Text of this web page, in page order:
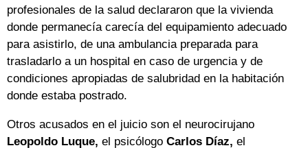
profesionales de la salud declararon que la vivienda
donde permanecía carecía del equipamiento adecuado
para asistirlo, de una ambulancia preparada para
trasladarlo a un hospital en caso de urgencia y de
condiciones apropiadas de salubridad en la habitación
donde estaba postrado.
Otros acusados en el juicio son el neurocirujano
Leopoldo Luque, el psicólogo Carlos Díaz, el